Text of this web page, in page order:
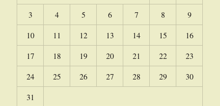
3
4 5 6 7 8
9
10
11 12 13 14 15
16
17
18 19 20 21 22
23
24
25 26 27 28 29
30
31